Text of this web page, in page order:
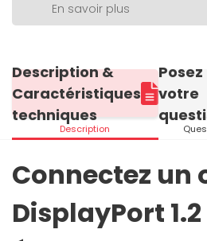
En savoir plus
Description &
Caractéristiques
techniques
Description
Posez
votre
Connectez un
DisplayPort